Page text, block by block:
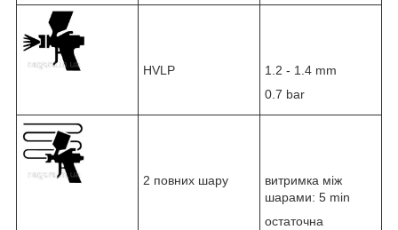
HVLP
1.2 - 1.4 mm
0.7 bar
2 повних шару
витримка між
шарами: 5 min
остаточна